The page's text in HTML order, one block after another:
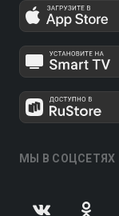
МЫ В СОЦСЕТЯХ